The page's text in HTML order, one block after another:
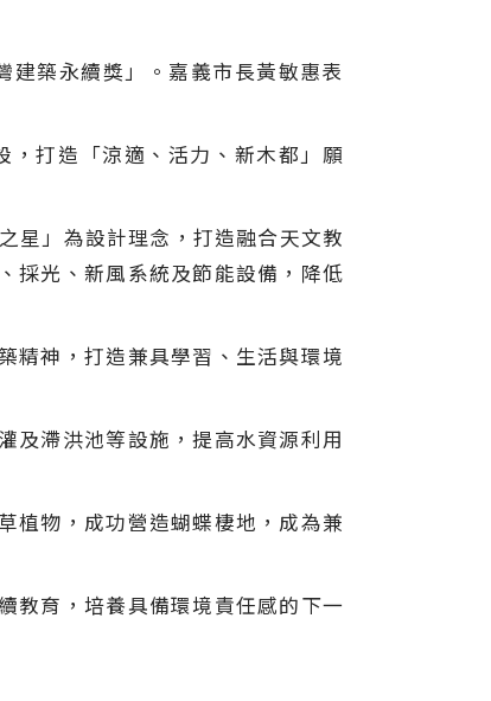
建築永續獎」。嘉義市長黃敏惠表
，打造「涼適、活力、新木都」願
星」為設計理念，打造融合天文教
採光、新風系統及節能設備，降低
精神，打造兼具學習、生活與環境
及滯洪池等設施，提高水資源利用
植物，成功營造蝴蝶棲地，成為兼
教育，培養具備環境責任感的下一